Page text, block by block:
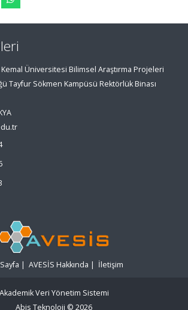
Üniversitesi Bilimsel Araştırma Projeleri
Tayfur Sökmen Kampüsü Rektörlük Binası
| AVESİS Hakkında | İletişim
Akademik Veri Yönetim Sistemi
Abis Teknoloji © 2026